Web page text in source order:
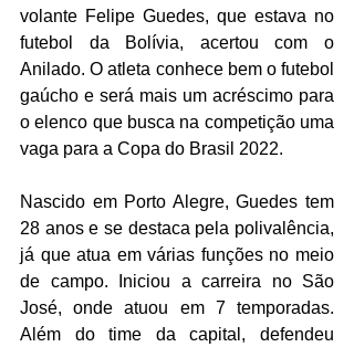
volante Felipe Guedes, que estava no
futebol da Bolívia, acertou com o
Anilado. O atleta conhece bem o futebol
gaúcho e será mais um acréscimo para
o elenco que busca na competição uma
vaga para a Copa do Brasil 2022.
Nascido em Porto Alegre, Guedes tem
28 anos e se destaca pela polivalência,
já que atua em várias funções no meio
de campo. Iniciou a carreira no São
José, onde atuou em 7 temporadas.
Além do time da capital, defendeu